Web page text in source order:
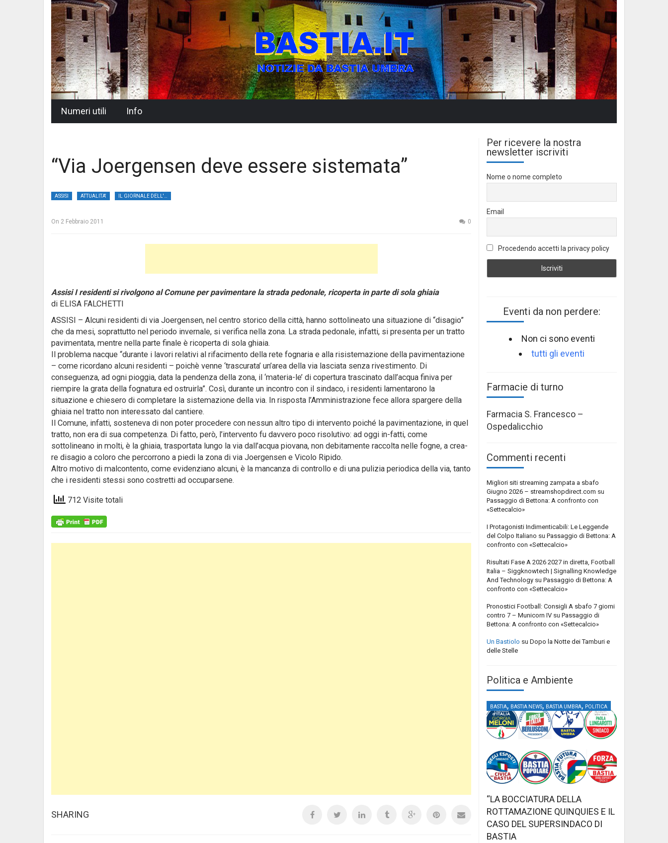
Numeri utili Info
“Via Joergensen deve essere sistemata”
ASSISI ATTUALITA'
On 2 Febbraio 2011 0
Assisi I residenti si rivolgono al Comune per pavimentare la strada pedonale, ricoperta in parte di sola ghiaia
di ELISA FALCHETTI
ASSISI – Alcuni residenti di via Joergensen, nel centro storico della città, hanno sottolineato una situazione di “disagio”
che da mesi, soprattutto nel periodo invernale, si verifica nella zona. La strada pedonale, infatti, si presenta per un tratto
pavimentata, mentre nella parte finale è ricoperta di sola ghiaia.
Il problema nacque “durante i lavori relativi al rifacimento della rete fognaria e alla risistemazione della pavimentazione
– come ricordano alcuni residenti – poichè venne ‘trascurata’ un’area della via lasciata senza rivestimento. Di
conseguenza, ad ogni pioggia, data la pendenza della zona, il ‘materia-le’ di copertura trascinato dall’acqua finiva per
riempire la grata della fognatura ed ostruirla”. Così, durante un incontro con il sindaco, i residenti lamentarono la
situazione e chiesero di completare la sistemazione della via. In risposta l’Amministrazione fece allora spargere della
ghiaia nel tratto non interessato dal cantiere.
Il Comune, infatti, sosteneva di non poter procedere con nessun altro tipo di intervento poiché la pavimentazione, in quel
tratto, non era di sua competenza. Di fatto, però, l’intervento fu davvero poco risolutivo: ad oggi in-fatti, come
sottolineano in molti, è la ghiaia, trasportata lungo la via dall’acqua piovana, non debitamente raccolta nelle fogne, a crea-
re disagio a coloro che percorrono a piedi la zona di via Joergensen e Vicolo Ripido.
Altro motivo di malcontento, come evidenziano alcuni, è la mancanza di controllo e di una pulizia periodica della via, tanto
che i residenti stessi sono costretti ad occuparsene.
712 Visite totali
SHARING
Per ricevere la nostra
newsletter iscriviti
Nome o nome completo
Email
Procedendo accetti la privacy policy
Eventi da non perdere:
Non ci sono eventi
tutti gli eventi
Farmacie di turno
Farmacia S. Francesco –
Ospedalicchio
Commenti recenti
Migliori siti streaming zampata a sbafo
Giugno 2026 – streamshopdirect.com su
Passaggio di Bettona: A confronto con
«Settecalcio»
I Protagonisti Indimenticabili: Le Leggende
del Colpo Italiano su Passaggio di Bettona: A
confronto con «Settecalcio»
Risultati Fase A 2026 2027 in diretta, Football
Italia – Siggknowtech | Signalling Knowledge
And Technology su Passaggio di Bettona: A
confronto con «Settecalcio»
Pronostici Football: Consigli A sbafo 7 giorni
contro 7 – Municorn IV su Passaggio di
Bettona: A confronto con «Settecalcio»
Un Bastiolo su Dopo la Notte dei Tamburi e
delle Stelle
Politica e Ambiente
BASTIA, BASTIA NEWS, BASTIA UMBRA, POLITICA
“LA BOCCIATURA DELLA
ROTTAMAZIONE QUINQUIES E IL
CASO DEL SUPERSINDACO DI
BASTIA